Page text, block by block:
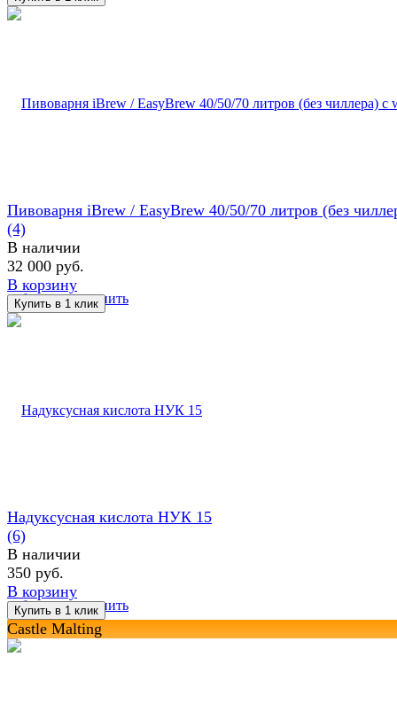
избранное сравнить
Пивоварня iBrew / EasyBrew 40/50/70 литров (без
(4)
В наличии
32 000 руб.
В корзину
избранное сравнить
Надуксусная кислота НУК 15
(6)
В наличии
350 руб.
В корзину
Castle Malting